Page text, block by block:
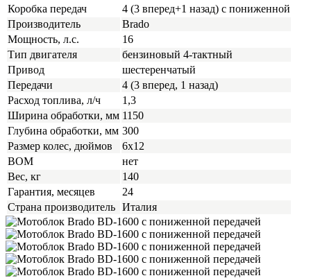
Коробка передач
4 (3 вперед+1 назад) с пониженной
Производитель
Brado
Мощность, л.с.
16
Тип двигателя
бензиновый 4-тактный
Привод
шестеренчатый
Передачи
4 (3 вперед, 1 назад)
Расход топлива, л/ч
1,3
Ширина обработки, мм 1150
Глубина обработки, мм 300
Размер колес, дюймов
6x12
ВОМ
нет
Вес, кг
140
Гарантия, месяцев
24
Страна производитель Италия